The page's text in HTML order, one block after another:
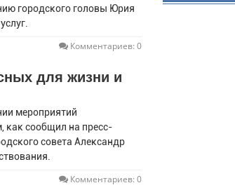
городского головы Юрия
Комментариев: 0
для жизни и
мероприятий
как сообщил на пресс-
совета Александр
Комментариев: 0